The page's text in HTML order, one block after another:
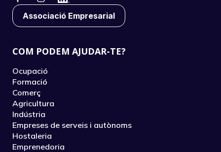
Associació Empresarial
COM PODEM AJUDAR-TE?
Ocupació
Formació
Comerç
Agricultura
Indústria
Empreses de serveis i autònoms
Hostaleria
Emprenedoria